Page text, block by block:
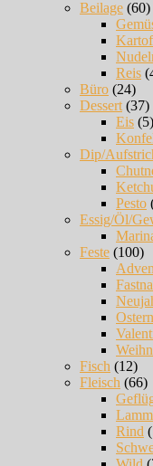
Beilage (60)
Reis
Büro (24)
Dessert (37)
Eis (5)
Dip/
Pesto
Essig/Öl/
Feste (100)
Ostern
Fisch (12)
Fleisch (66)
Lamm
Rind